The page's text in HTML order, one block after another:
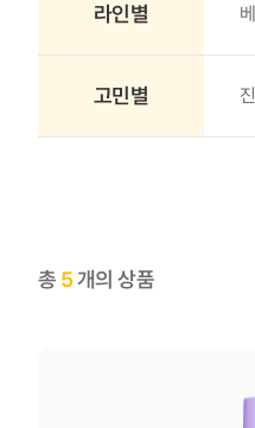
라인별
고민별
총 5개의 상품